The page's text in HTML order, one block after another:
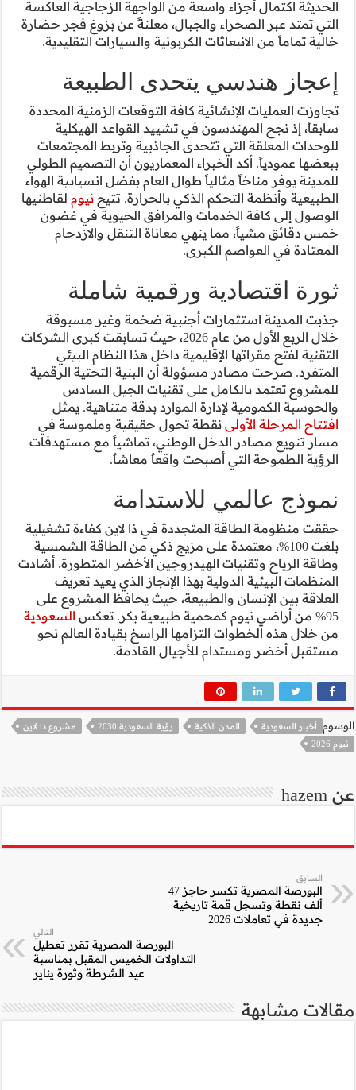
الزجاجية العاكسة
عن بزوغ فجر حضارة
التقليدية.
الزمنية المحددة
الهيكلية
المجتمعات
أن التصميم الطولي
انسيابية الهواء
تتيحنيوملقاطنيها
في غضون
والازدحام
وغير مسبوقة
عام 2026، حيث تسابقت كبرى الشركات
النظام البيئي
التحتية الرقمية
السادس
متناهية. يمثل
وملموسة في
مع مستهدفات
كفاءة تشغيلية
من الطاقة الشمسية
المتطورة. أشادت
يعيد تعريف
المشروع على
السعودية
العالم نحو
2030 مشروع ذا لاين
التالي